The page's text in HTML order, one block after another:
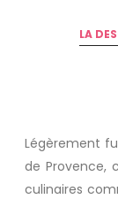
LA
Légèrement
de Provence,
culinaires